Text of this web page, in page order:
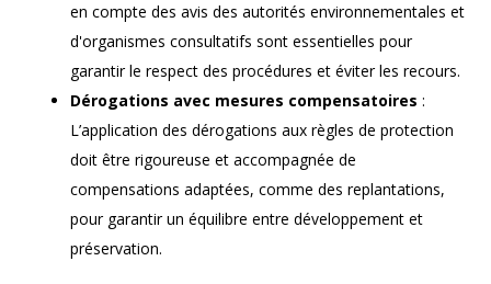
en compte des avis des autorités environnementales et
d'organismes consultatifs sont essentielles pour
garantir le respect des procédures et éviter les recours.
Dérogations avec mesures compensatoires :
L’application des dérogations aux règles de protection
doit être rigoureuse et accompagnée de
compensations adaptées, comme des replantations,
pour garantir un équilibre entre développement et
préservation.